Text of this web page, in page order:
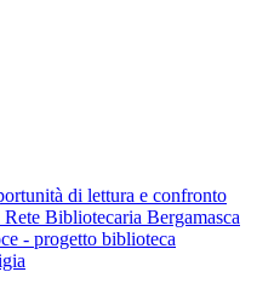
di lettura e confronto
Bibliotecaria Bergamasca
- progetto biblioteca